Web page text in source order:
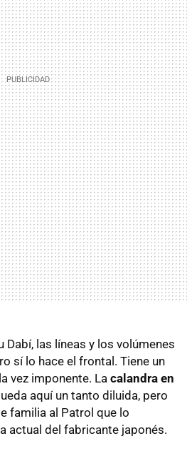
Dabí, las líneas y los volúmenes
sí lo hace el frontal. Tiene un
vez imponente. La calandra en
aquí un tanto diluida, pero
familia al Patrol que lo
actual del fabricante japonés.